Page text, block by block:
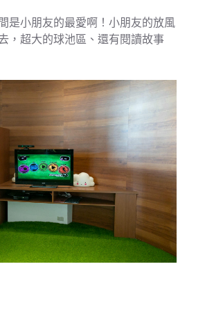
是小朋友的最愛啊！小朋友的放風
，超大的球池區、還有閱讀故事